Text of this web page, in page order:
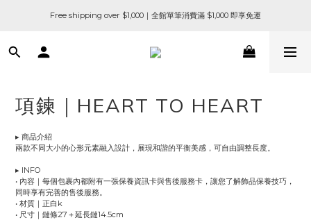
Free shipping over $1,000｜全館單筆消費滿 $1,000 即享免運
項鍊｜HEART TO HEART
▸ 商品介紹
兩款不同大小的心形元素融入設計，展現和諧的平衡美感，可自由調整長度。
▸ INFO
• 內容｜每個包裹內都附有一張保養資訊卡與售後服務卡，讓您了解飾品保養技巧，
同時享有完善的售後服務。
• 材質｜正白k
• 尺寸｜鏈條27＋延長鏈14.5cm